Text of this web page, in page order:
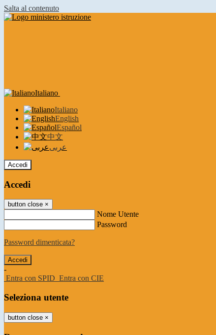
Salta al contenuto
Italiano
Italiano
English
Español
中文
عربى
Accedi
Accedi
button close ×
Nome Utente
Password
Password dimenticata?
-
Entra con SPID Entra con CIE
Seleziona utente
button close ×